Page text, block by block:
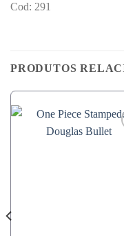
Cod: 291
PRODUTOS